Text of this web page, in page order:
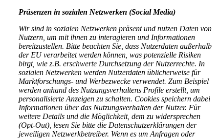
Präsenzen in sozialen Netzwerken (Social Media)
Wir sind in sozialen Netzwerken präsent und nutzen Daten von
Nutzern, um mit ihnen zu interagieren und Informationen
bereitzustellen. Bitte beachten Sie, dass Nutzerdaten außerhalb
der EU verarbeitet werden können, was potenzielle Risiken
birgt, wie z.B. erschwerte Durchsetzung der Nutzerrechte. In
sozialen Netzwerken werden Nutzerdaten üblicherweise für
Marktforschungs- und Werbezwecke verwendet. Zum Beispiel
werden anhand des Nutzungsverhaltens Profile erstellt, um
personalisierte Anzeigen zu schalten. Cookies speichern dabei
Informationen über das Nutzungsverhalten der Nutzer. Für
weitere Details und die Möglichkeit, dem zu widersprechen
(Opt-Out), lesen Sie bitte die Datenschutzerklärungen der
jeweiligen Netzwerkbetreiber. Wenn es um Anfragen oder